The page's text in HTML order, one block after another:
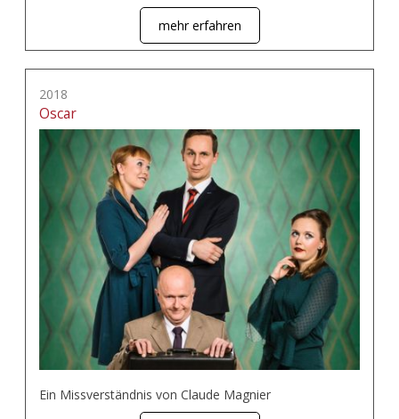
mehr erfahren
2018
Oscar
Ein Missverständnis von Claude Magnier